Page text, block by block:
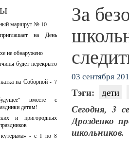
маршрут № 10
на День
не обнаружено
будет перекрыто
на Соборной - 7
вместе с
детям!
и пригородных
кутерьма» - с 1 по 8
За
03 сентября
Тэги: дети
Сегодня, 3
Дрозденко
школьников.